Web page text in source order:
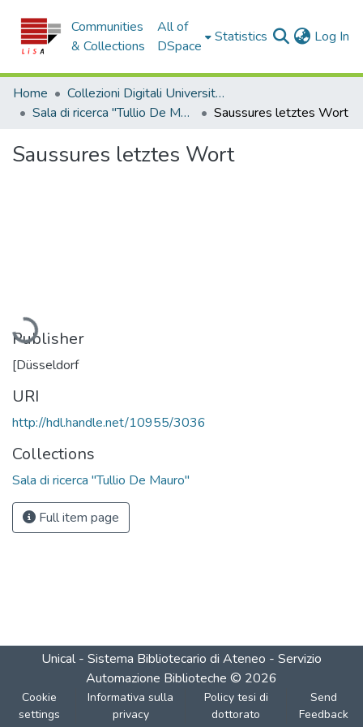
Communities
& Collections
All of
DSpace
Statistics Log In
Home
Collezioni Digitali Università della Calabria
Sala di ricerca "Tullio De Mauro"
Saussures letztes Wort
Saussures letztes Wort
Publisher
[Düsseldorf
URI
http://hdl.handle.net/10955/3036
Collections
Sala di ricerca "Tullio De Mauro"
Full item page
Unical - Sistema Bibliotecario di Ateneo - Servizio
Automazione Biblioteche © 2026
Cookie
settings
Informativa sulla
privacy
Policy tesi di
dottorato
Send
Feedback